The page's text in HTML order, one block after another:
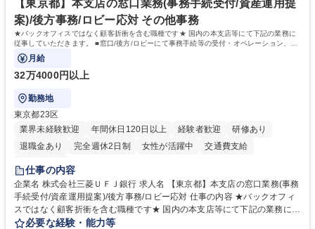
【東京都】本支店の窓口業務(事務手続受付/資産運用提
案)/後方事務/ロビー応対 その他事務
★バックオフィスではなく顧客折衝を含む職種です★ 国内の本支店等にて下記の業務に
従事していただきます。 ■窓口/後方/ロビーにて事務手続等の受付・オペレーション、お
客様対応
月給
32万4000円以上
勤務地
東京都23区
業界未経験歓迎
年間休日120日以上 経験者歓迎
研修あり
退職金あり
完全週休2日制 女性が活躍中
交通費支給
土日祝休み
仕事の内容
企業名 株式会社三菱ＵＦＪ銀行 求人名 【東京都】本支店の窓口業務(事務
手続受付/資産運用提案)/後方事務/ロビー応対 仕事の内容 ★バックオフィ
スではなく顧客折衝を含む職種です★ 国内の本支店等にて下記の業務に従
事していただきます。 ■窓口/後方/ロビーにて事務手続等の受付・オペレ
必要な経験・能力等